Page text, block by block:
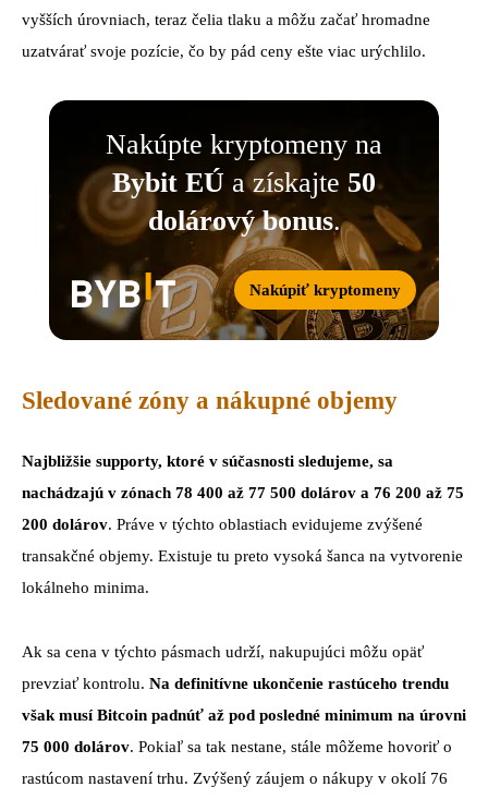
vyšších úrovniach, teraz čelia tlaku a môžu začať hromadne
uzatvárať svoje pozície, čo by pád ceny ešte viac urýchlilo.
Nakúpte kryptomeny na
Bybit EÚ a získajte 50
dolárový bonus.
Nakúpiť kryptomeny
Sledované zóny a nákupné objemy
Najbližšie supporty, ktoré v súčasnosti sledujeme, sa
nachádzajú v zónach 78 400 až 77 500 dolárov a 76 200 až 75
200 dolárov. Práve v týchto oblastiach evidujeme zvýšené
transakčné objemy. Existuje tu preto vysoká šanca na vytvorenie
lokálneho minima.
Ak sa cena v týchto pásmach udrží, nakupujúci môžu opäť
prevziať kontrolu. Na definitívne ukončenie rastúceho trendu
však musí Bitcoin padnúť až pod posledné minimum na úrovni
75 000 dolárov. Pokiaľ sa tak nestane, stále môžeme hovoriť o
rastúcom nastavení trhu. Zvýšený záujem o nákupy v okolí 76